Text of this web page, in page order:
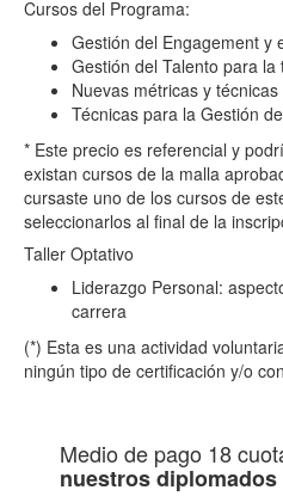
Cursos del Programa:
Gestión del Engagement y
Gestión del Talento para
Nuevas métricas y
Técnicas para la Gestión
* Este precio es referencial y
existan cursos de la malla
cursaste uno de los cursos de
seleccionarlos al final de la
Taller Optativo
Liderazgo Personal:
carrera
(*) Esta es una actividad
ningún tipo de certificación y/o
Medio de pago 18
nuestros diplomados